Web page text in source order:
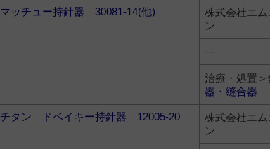
マッチュー持針器 30081-14(他)
株式会社エ
ン
---
治療・処置＞
器・縫合器
チタン ドベイキー持針器 12005-20
株式会社エ
ン